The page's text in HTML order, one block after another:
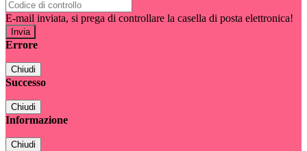
E-mail inviata, si prega di controllare la casella di posta elettronica!
Errore
Chiudi
Successo
Chiudi
Informazione
Chiudi